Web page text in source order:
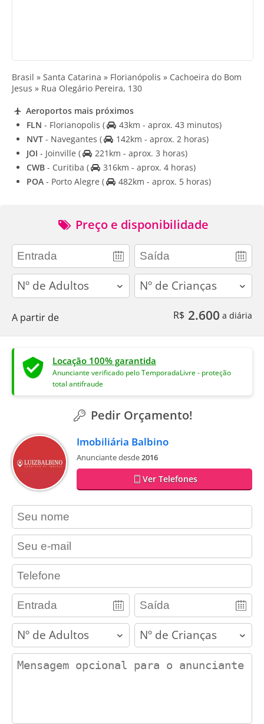
Brasil » Santa Catarina » Florianópolis » Cachoeira do Bom
Jesus » Rua Olegário Pereira, 130
Aeroportos mais próximos
FLN - Florianopolis (
43km - aprox. 43 minutos)
NVT - Navegantes (
142km - aprox. 2 horas)
JOI - Joinville (
221km - aprox. 3 horas)
CWB - Curitiba (
316km - aprox. 4 horas)
POA - Porto Alegre ( 482km - aprox. 5 horas)
Preço e disponibilidade
adults children
A partir de R$ 2.600 a diária
Locação 100% garantida
Anunciante verificado pelo TemporadaLivre - proteção
total antifraude
Pedir Orçamento!
Imobiliária Balbino
Anunciante desde2016
Ver Telefones
contact_name
contact_email
contact_phone
adults children
contact_message